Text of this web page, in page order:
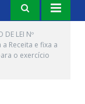
DE LEI Nº
a Receita e fixa a
o exercício